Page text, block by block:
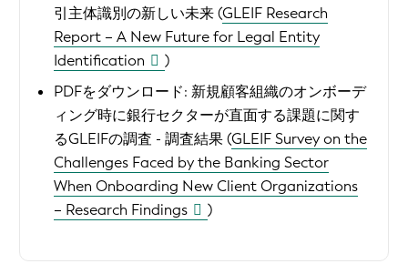
引主体識別の新しい未来 (GLEIF Research
Report – A New Future for Legal Entity
Identification
)
PDFをダウンロード: 新規顧客組織のオンボーデ
ィング時に銀行セクターが直面する課題に関す
るGLEIFの調査 - 調査結果 (GLEIF Survey on the
Challenges Faced by the Banking Sector
When Onboarding New Client Organizations
– Research Findings
)